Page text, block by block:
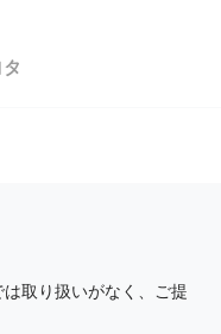
タ
取り扱いがなく、ご提